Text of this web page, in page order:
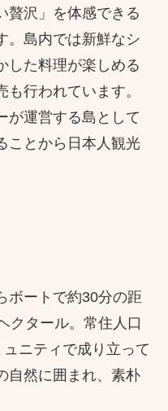
贅沢」を体感できる
。島内では新鮮なシ
した料理が楽しめる
行われています。
が運営する島として
ことから日本人観光
ボートで約30分の距
クタール。常住人口
ニティで成り立って
自然に囲まれ、素朴